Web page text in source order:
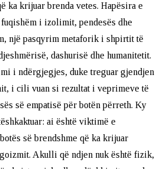
ka krijuar brenda vetes. Hapësira e
i izolimit, pendesës dhe
një pasqyrim metaforik i shpirtit të
dashurisë dhe humanitetit.
i ndërgjegjes, duke treguar gjendjen
i cili vuan si rezultat i veprimeve të
së empatisë për botën përreth. Ky
ai është viktimë e
së brendshme që ka krijuar
Akulli që ndjen nuk është fizik,